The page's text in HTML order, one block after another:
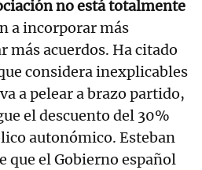
no está totalmente
a incorporar más
más acuerdos. Ha citado
considera inexplicables
a pelear a brazo partido,
el descuento del 30%
autonómico. Esteban
que el Gobierno español